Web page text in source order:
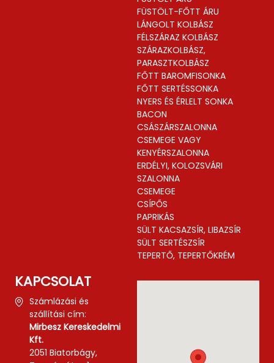
FÜSTÖLT-FŐTT ÁRU
LÁNGOLT KOLBÁSZ
FÉLSZÁRAZ KOLBÁSZ
SZÁRAZKOLBÁSZ,
PARASZTKOLBÁSZ
FŐTT BAROMFISONKA
FŐTT SERTÉSSONKA
NYERS ÉS ÉRLELT SONKA
BACON
CSÁSZÁRSZALONNA
CSEMEGE VAGY
KENYÉRSZALONNA
ERDÉLYI, KOLOZSVÁRI
SZALONNA
CSEMEGE
CSÍPŐS
PAPRIKÁS
SÜLT KACSAZSÍR, LIBAZSÍR
SÜLT SERTÉSZSÍR
TEPERTŐ, TEPERTŐKRÉM
KAPCSOLAT
Számlázási és
szállítási cím:
Mirbesz Kereskedelmi
Kft.
2051 Biatorbágy,